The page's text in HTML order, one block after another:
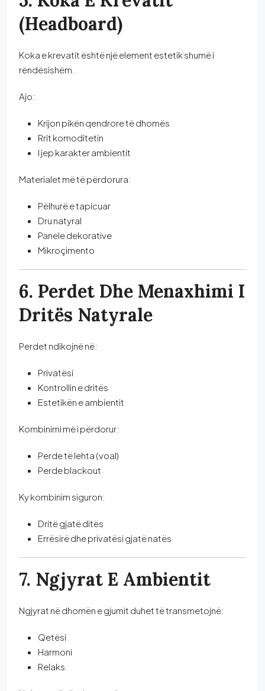
(Headboard)
Koka e krevatit është një element estetik shumë i
rëndësishëm.
Ajo:
Krijon pikën qendrore të dhomës
Rrit komoditetin
I jep karakter ambientit
Materialet më të përdorura:
Pëlhurë e tapicuar
Dru natyral
Panele dekorative
Mikroçimento
6. Perdet Dhe Menaxhimi I
Dritës Natyrale
Perdet ndikojnë në:
Privatësi
Kontrollin e dritës
Estetikën e ambientit
Kombinimi më i përdorur:
Perde të lehta (voal)
Perde blackout
Ky kombinim siguron:
Dritë gjatë ditës
Errësirë dhe privatësi gjatë natës
7. Ngjyrat E Ambientit
Ngjyrat në dhomën e gjumit duhet të transmetojnë:
Qetësi
Harmoni
Relaks